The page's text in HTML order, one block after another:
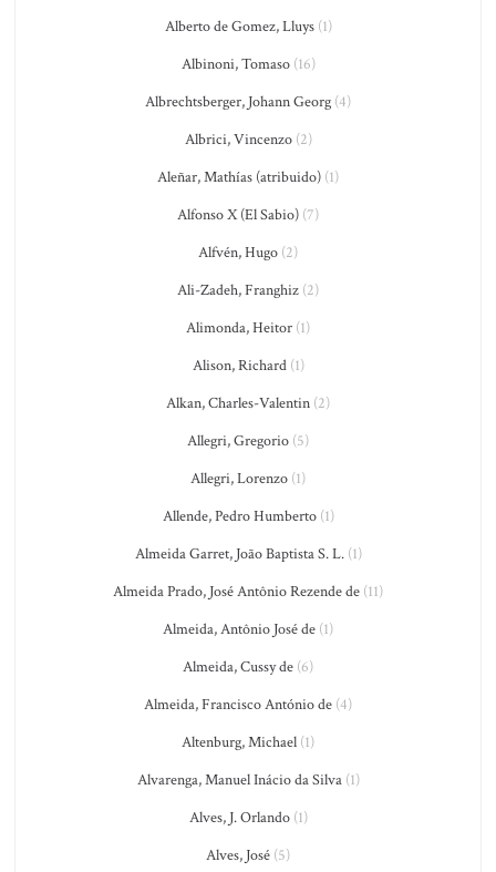
Alberto de Gomez, Lluys(1)
Albinoni, Tomaso(16)
Albrechtsberger, Johann Georg (4)
Albrici, Vincenzo(2)
Aleñar, Mathías (atribuido) (1)
Alfonso X (El Sabio) (7)
Alfvén, Hugo (2)
Ali-Zadeh, Franghiz (2)
Alimonda, Heitor (1)
Alison, Richard(1)
Alkan, Charles-Valentin (2)
Allegri, Gregorio (5)
Allegri, Lorenzo (1)
Allende, Pedro Humberto(1)
Almeida Garret, João Baptista S. L.(1)
Almeida Prado, José Antônio Rezende de (11)
Almeida, Antônio José de (1)
Almeida, Cussy de (6)
Almeida, Francisco António de (4)
Altenburg, Michael (1)
Alvarenga, Manuel Inácio da Silva(1)
Alves, J. Orlando(1)
Alves, José (5)